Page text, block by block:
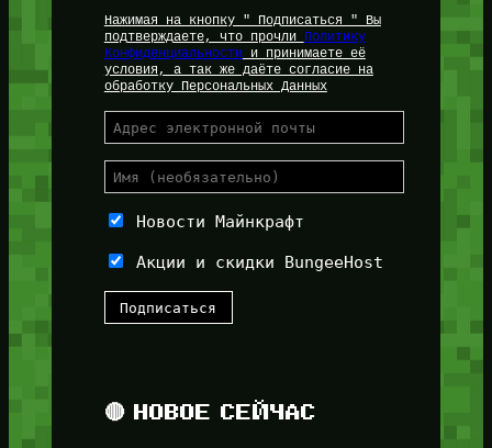
Нажимая на кнопку " Подписаться " Вы
подтверждаете, что прочли Политику
Конфиденциальностии принимаете её
условия, а так же даёте согласие на
обработку Персональных Данных
Новости Майнкрафт
Акции и скидки BungeeHost
🔴 НОВОЕ СЕЙЧАС